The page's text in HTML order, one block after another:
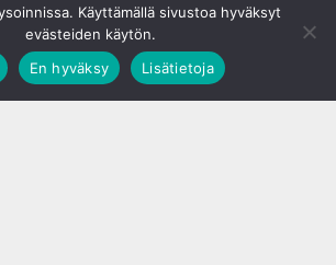
Käyttämällä sivustoa hyväksyt
evästeiden käytön.
En hyväksy Lisätietoja